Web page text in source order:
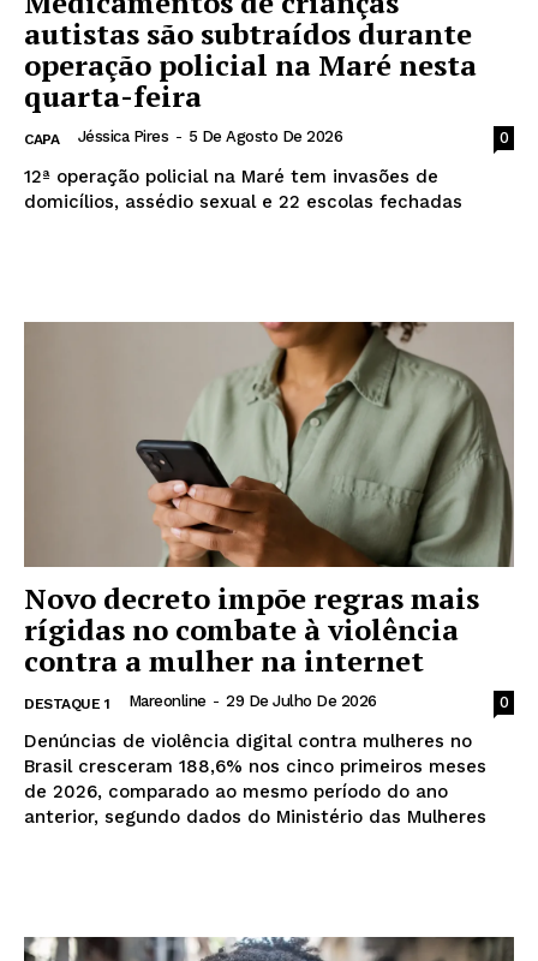
autistas são subtraídos durante
operação policial na Maré nesta
quarta-feira
CAPA Jéssica Pires - 5 De Agosto De 2026 0
12ª operação policial na Maré tem invasões de
domicílios, assédio sexual e 22 escolas fechadas
Novo decreto impõe regras mais
rígidas no combate à violência
contra a mulher na internet
DESTAQUE 1 Mareonline - 29 De Julho De 2026 0
Denúncias de violência digital contra mulheres no
Brasil cresceram 188,6% nos cinco primeiros meses
de 2026, comparado ao mesmo período do ano
anterior, segundo dados do Ministério das Mulheres